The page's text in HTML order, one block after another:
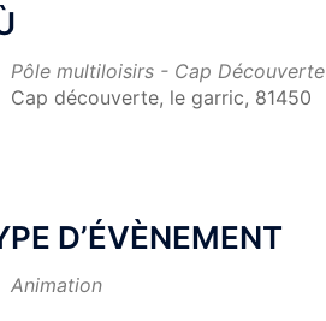
Pôle multiloisirs - Cap Découverte
Cap découverte, le garric, 81450
D’ÉVÈNEMENT
Animation